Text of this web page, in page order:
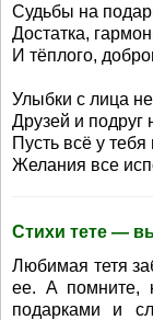
Судьбы на
Достатка,
И тёплого,
Улыбки с лица
Друзей и подруг
Пусть всё у тебя
Желания все
Стихи тете —
Любимая тетя
ее. А помните,
подарками и